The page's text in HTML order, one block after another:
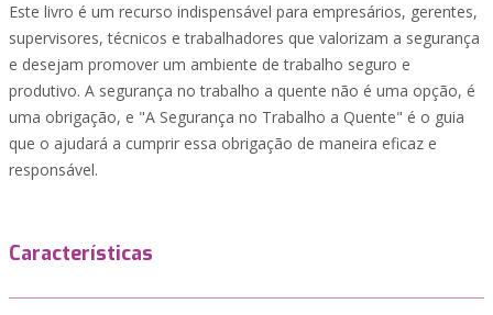
Este livro é um recurso indispensável para empresários, gerentes,
supervisores, técnicos e trabalhadores que valorizam a segurança
e desejam promover um ambiente de trabalho seguro e
produtivo. A segurança no trabalho a quente não é uma opção, é
uma obrigação, e "A Segurança no Trabalho a Quente" é o guia
que o ajudará a cumprir essa obrigação de maneira eficaz e
responsável.
Características